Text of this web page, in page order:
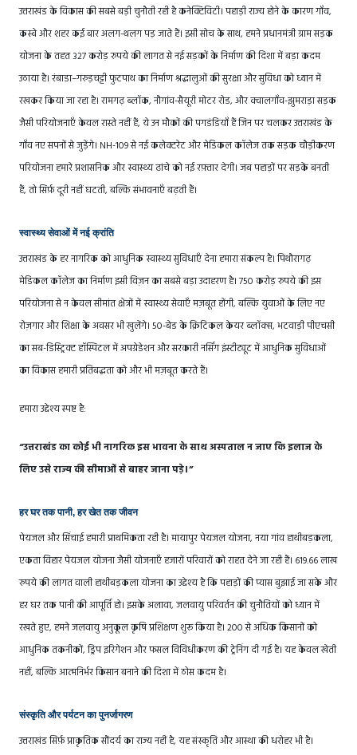
उत्तराखंड के विकास की सबसे बड़ी चुनौती रही है कनेक्टिविटी। पहाड़ी राज्य होने के कारण गाँव,
कस्बे और शहर कई बार अलग-थलग पड़ जाते हैं। इसी सोच के साथ, हमने प्रधानमंत्री ग्राम सड़क
योजना के तहत 327 करोड़ रुपये की लागत से नई सड़कों के निर्माण की दिशा में बड़ा कदम
उठाया है। रंबाडा–गरुड़चट्टी फुटपाथ का निर्माण श्रद्धालुओं की सुरक्षा और सुविधा को ध्यान में
रखकर किया जा रहा है। रामगढ़ ब्लॉक, नौगांव-सैयूरी मोटर रोड, और क्वालगाँव-झुमराड़ा सड़क
जैसी परियोजनाएँ केवल रास्ते नहीं हैं, ये उन मौकों की पगडंडियाँ हैं जिन पर चलकर उत्तराखंड के
गाँव नए सपनों से जुड़ेंगे। NH-109 से नई कलेक्टरेट और मेडिकल कॉलेज तक सड़क चौड़ीकरण
परियोजना हमारे प्रशासनिक और स्वास्थ्य ढांचे को नई रफ़्तार देगी। जब पहाड़ों पर सड़कें बनती
हैं, तो सिर्फ़ दूरी नहीं घटती, बल्कि संभावनाएँ बढ़ती हैं।
स्वास्थ्य सेवाओं में नई क्रांति
उत्तराखंड के हर नागरिक को आधुनिक स्वास्थ्य सुविधाएँ देना हमारा संकल्प है। पिथौरागढ़
मेडिकल कॉलेज का निर्माण इसी विज़न का सबसे बड़ा उदाहरण है। 750 करोड़ रुपये की इस
परियोजना से न केवल सीमांत क्षेत्रों में स्वास्थ्य सेवाएँ मज़बूत होंगी, बल्कि युवाओं के लिए नए
रोज़गार और शिक्षा के अवसर भी खुलेंगे। 50-बेड के क्रिटिकल केयर ब्लॉक्स, भटवाड़ी पीएचसी
का सब-डिस्ट्रिक्ट हॉस्पिटल में अपग्रेडेशन और सरकारी नर्सिंग इंस्टीट्यूट में आधुनिक सुविधाओं
का विकास हमारी प्रतिबद्धता को और भी मज़बूत करते हैं।
हमारा उद्देश्य स्पष्ट है:
“उत्तराखंड का कोई भी नागरिक इस भावना के साथ अस्पताल न जाए कि इलाज के
लिए उसे राज्य की सीमाओं से बाहर जाना पड़े।”
हर घर तक पानी, हर खेत तक जीवन
पेयजल और सिंचाई हमारी प्राथमिकता रही है। मायापुर पेयजल योजना, नया गांव हाथीबड़कला,
एकता विहार पेयजल योजना जैसी योजनाएँ हजारों परिवारों को राहत देने जा रही हैं। 619.66 लाख
रुपये की लागत वाली हाथीबड़कला योजना का उद्देश्य है कि पहाड़ों की प्यास बुझाई जा सके और
हर घर तक पानी की आपूर्ति हो। इसके अलावा, जलवायु परिवर्तन की चुनौतियों को ध्यान में
रखते हुए, हमने जलवायु अनुकूल कृषि प्रशिक्षण शुरू किया है। 200 से अधिक किसानों को
आधुनिक तकनीकों, ड्रिप इरिगेशन और फसल विविधीकरण की ट्रेनिंग दी गई है। यह केवल खेती
नहीं, बल्कि आत्मनिर्भर किसान बनाने की दिशा में ठोस कदम है।
संस्कृति और पर्यटन का पुनर्जागरण
उत्तराखंड सिर्फ़ प्राकृतिक सौंदर्य का राज्य नहीं है, यह संस्कृति और आस्था की धरोहर भी है।